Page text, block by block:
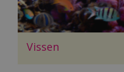
Vissen